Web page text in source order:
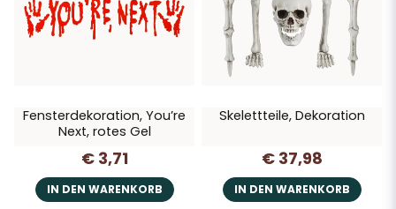
Fensterdekoration, You’re
Next, rotes Gel
€ 3,71
IN DEN WARENKORB
Skelettteile, Dekoration
€ 37,98
IN DEN WARENKORB